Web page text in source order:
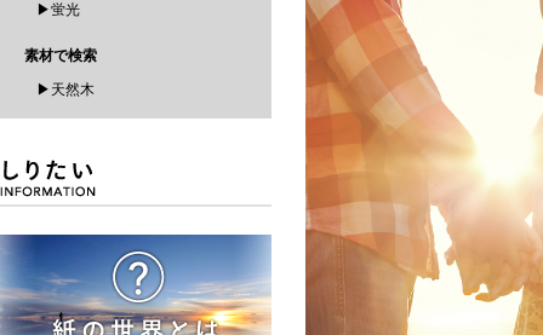
▶蛍光
素材で検索
▶天然木